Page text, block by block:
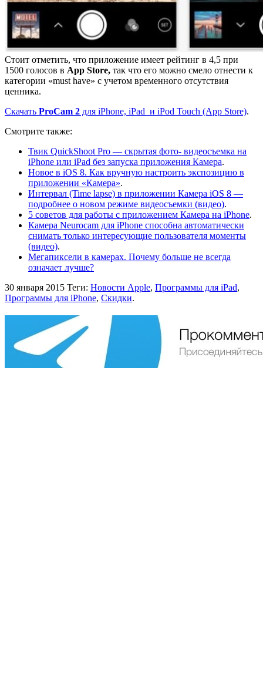
Стоит отметить, что приложение имеет рейтинг в 4,5 при
1500 голосов в App Store, так что его можно смело отнести к
категории «must have» с учетом временного отсутствия
ценника.
Скачать ProCam 2 для iPhone, iPad и iPod Touch (App Store).
Смотрите также:
Твик QuickShoot Pro — скрытая фото- видеосъемка на
iPhone или iPad без запуска приложения Камера.
Новое в iOS 8. Как вручную настроить экспозицию в
приложении «Камера».
Интервал (Time lapse) в приложении Камера iOS 8 —
подробнее о новом режиме видеосъемки (видео).
5 советов для работы с приложением Камера на iPhone.
Камера Neurocam для iPhone способна автоматически
снимать только интересующие пользователя моменты
(видео).
Мегапиксели в камерах. Почему больше не всегда
означает лучше?
30 января 2015 Теги: Новости Apple, Программы для iPad,
Программы для iPhone, Скидки.